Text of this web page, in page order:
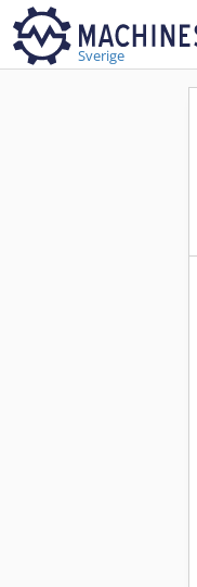
Sverige